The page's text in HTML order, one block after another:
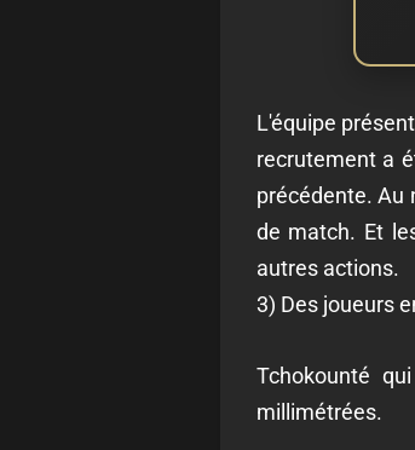
L'équipe
recrutement a
précédente. Au
de match. Et
autres actions.
3) Des joueurs
Tchokounté
millimétrées.